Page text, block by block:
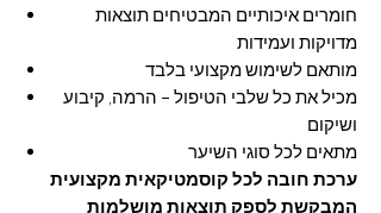
חומרים איכותיים המבטיחים תוצאות
מדויקות ועמידות
מותאם לשימוש מקצועי בלבד
מכיל את כל שלבי הטיפול – הרמה, קיבוע
ושיקום
מתאים לכל סוגי השיער
ערכת חובה לכל קוסמטיקאית מקצועית
המבקשת לספק תוצאות מושלמות